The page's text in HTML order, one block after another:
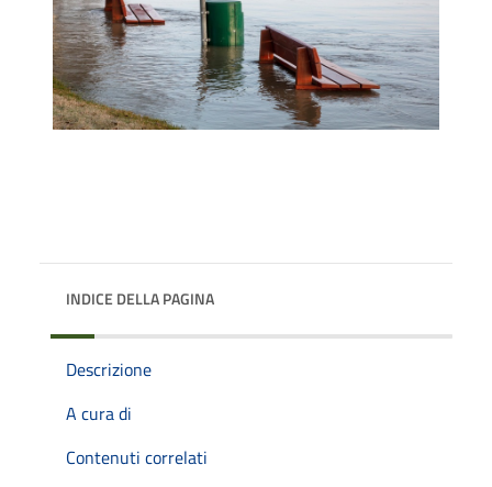
INDICE DELLA PAGINA
Descrizione
A cura di
Contenuti correlati